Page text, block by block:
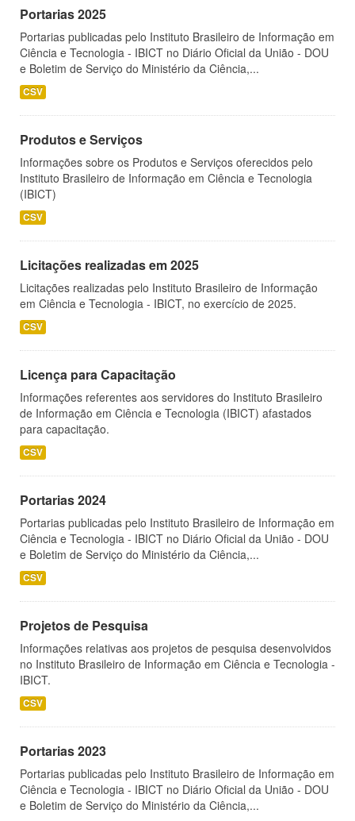
Portarias 2025
Portarias publicadas pelo Instituto Brasileiro de Informação em
Ciência e Tecnologia - IBICT no Diário Oficial da União - DOU
e Boletim de Serviço do Ministério da Ciência,...
CSV
Produtos e Serviços
Informações sobre os Produtos e Serviços oferecidos pelo
Instituto Brasileiro de Informação em Ciência e Tecnologia
(IBICT)
CSV
Licitações realizadas em 2025
Licitações realizadas pelo Instituto Brasileiro de Informação
em Ciência e Tecnologia - IBICT, no exercício de 2025.
CSV
Licença para Capacitação
Informações referentes aos servidores do Instituto Brasileiro
de Informação em Ciência e Tecnologia (IBICT) afastados
para capacitação.
CSV
Portarias 2024
Portarias publicadas pelo Instituto Brasileiro de Informação em
Ciência e Tecnologia - IBICT no Diário Oficial da União - DOU
e Boletim de Serviço do Ministério da Ciência,...
CSV
Projetos de Pesquisa
Informações relativas aos projetos de pesquisa desenvolvidos
no Instituto Brasileiro de Informação em Ciência e Tecnologia -
IBICT.
CSV
Portarias 2023
Portarias publicadas pelo Instituto Brasileiro de Informação em
Ciência e Tecnologia - IBICT no Diário Oficial da União - DOU
e Boletim de Serviço do Ministério da Ciência,...